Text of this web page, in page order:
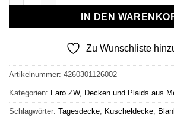
IN DEN
Zu Wunschliste
Artikelnummer: 4260301126002
Kategorien: Faro ZW, Decken und Plaids aus
Schlagwörter: Tagesdecke, Kuscheldecke,